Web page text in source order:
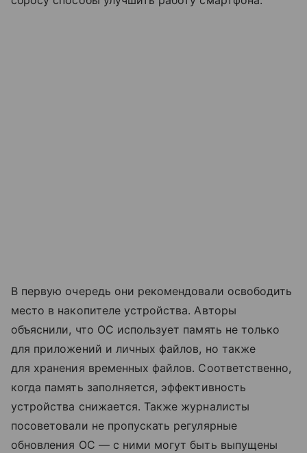
В первую очередь они рекомендовали освободить
место в накопителе устройства. Авторы
объяснили, что ОС использует память не только
для приложений и личных файлов, но также
для хранения временных файлов. Соответственно,
когда память заполняется, эффективность
устройства снижается. Также журналисты
посоветовали не пропускать регулярные
обновления ОС — с ними могут быть выпущены